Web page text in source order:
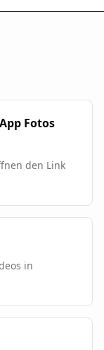
Fotos
den Link
in